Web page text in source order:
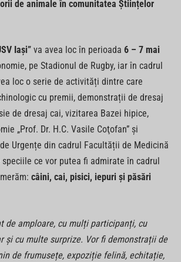
de animale în comunitatea Științelor
Iași” va avea loc în perioada 6 – 7 mai
pe Stadionul de Rugby, iar în cadrul
loc o serie de activități dintre care
cu premii, demonstrații de dresaj
de dresaj cai, vizitarea Bazei hipice,
„Prof. Dr. H.C. Vasile Coţofan” și
Urgențe din cadrul Facultății de Medicină
ce vor putea fi admirate în cadrul
câini, cai, pisici, iepuri și păsări
de amploare, cu mulți participanți, cu
și cu multe surprize. Vor fi demonstrații de
de frumusețe, expoziție felină, echitație,